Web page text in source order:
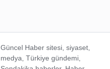
Güncel Haber sitesi, siyaset,
medya, Türkiye gündemi,